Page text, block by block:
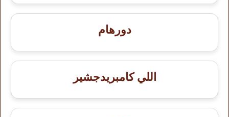
دورهام
اللي كامبريدجشير